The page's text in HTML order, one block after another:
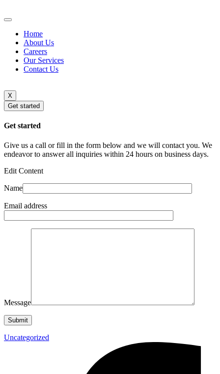
Home
About Us
Careers
Our Services
Contact Us
X
Get started
Get started
Give us a call or fill in the form below and we will contact you. We
endeavor to answer all inquiries within 24 hours on business days.
Edit Content
Name
Email address
Message
Uncategorized